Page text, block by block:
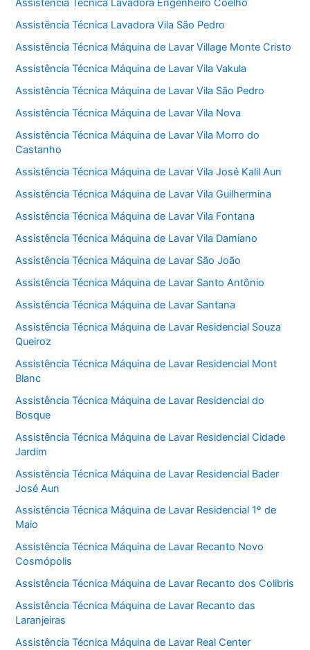
Assistência Técnica Lavadora Engenheiro Coelho
Assistência Técnica Lavadora Vila São Pedro
Assistência Técnica Máquina de Lavar Village Monte Cristo
Assistência Técnica Máquina de Lavar Vila Vakula
Assistência Técnica Máquina de Lavar Vila São Pedro
Assistência Técnica Máquina de Lavar Vila Nova
Assistência Técnica Máquina de Lavar Vila Morro do
Castanho
Assistência Técnica Máquina de Lavar Vila José Kalil Aun
Assistência Técnica Máquina de Lavar Vila Guilhermina
Assistência Técnica Máquina de Lavar Vila Fontana
Assistência Técnica Máquina de Lavar Vila Damiano
Assistência Técnica Máquina de Lavar São João
Assistência Técnica Máquina de Lavar Santo Antônio
Assistência Técnica Máquina de Lavar Santana
Assistência Técnica Máquina de Lavar Residencial Souza
Queiroz
Assistência Técnica Máquina de Lavar Residencial Mont
Blanc
Assistência Técnica Máquina de Lavar Residencial do
Bosque
Assistência Técnica Máquina de Lavar Residencial Cidade
Jardim
Assistência Técnica Máquina de Lavar Residencial Bader
José Aun
Assistência Técnica Máquina de Lavar Residencial 1º de
Maio
Assistência Técnica Máquina de Lavar Recanto Novo
Cosmópolis
Assistência Técnica Máquina de Lavar Recanto dos Colibris
Assistência Técnica Máquina de Lavar Recanto das
Laranjeiras
Assistência Técnica Máquina de Lavar Real Center